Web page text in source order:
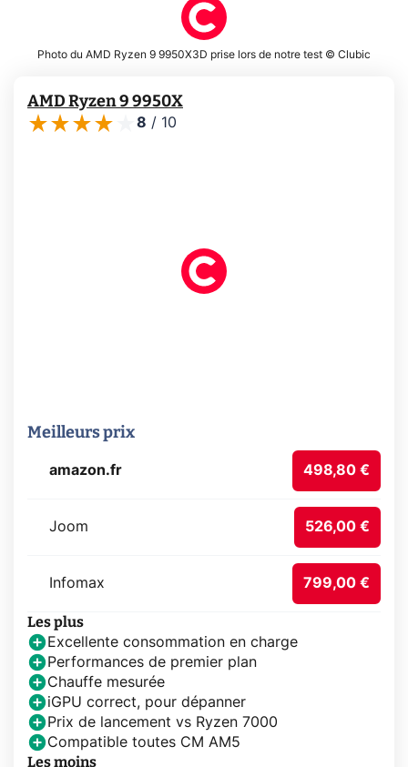
Photo du AMD Ryzen 9 9950X3D prise lors de notre test © Clubic
AMD Ryzen 9 9950X
8 / 10
Meilleurs prix
amazon.fr 498,80 €
Joom 526,00 €
Infomax 799,00 €
Les plus
Excellente consommation en charge
Performances de premier plan
Chauffe mesurée
iGPU correct, pour dépanner
Prix de lancement vs Ryzen 7000
Compatible toutes CM AM5
Les moins